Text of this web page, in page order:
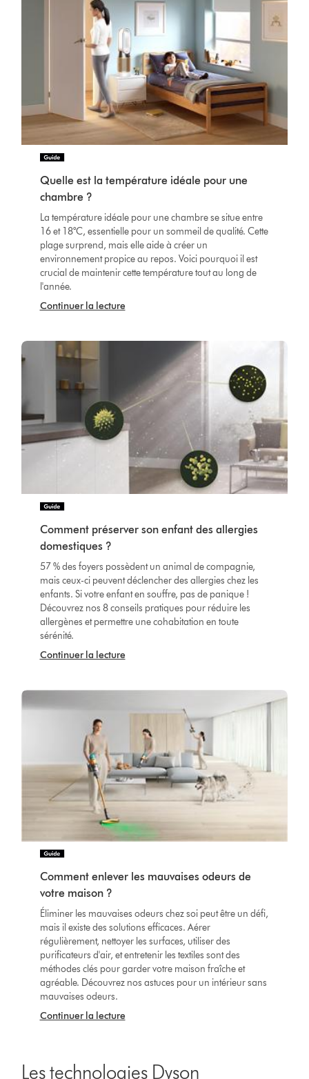
Quelle est la température idéale pour une
chambre ?
La température idéale pour une chambre se situe entre
16 et 18°C, essentielle pour un sommeil de qualité. Cette
plage surprend, mais elle aide à créer un
environnement propice au repos. Voici pourquoi il est
crucial de maintenir cette température tout au long de
l'année.
Continuer la lecture
Comment préserver son enfant des allergies
domestiques ?
57 % des foyers possèdent un animal de compagnie,
mais ceux-ci peuvent déclencher des allergies chez les
enfants. Si votre enfant en souffre, pas de panique !
Découvrez nos 8 conseils pratiques pour réduire les
allergènes et permettre une cohabitation en toute
sérénité.
Continuer la lecture
Comment enlever les mauvaises odeurs de
votre maison ?
Éliminer les mauvaises odeurs chez soi peut être un défi,
mais il existe des solutions efficaces. Aérer
régulièrement, nettoyer les surfaces, utiliser des
purificateurs d'air, et entretenir les textiles sont des
méthodes clés pour garder votre maison fraîche et
agréable. Découvrez nos astuces pour un intérieur sans
mauvaises odeurs.
Continuer la lecture
Les technologies Dyson